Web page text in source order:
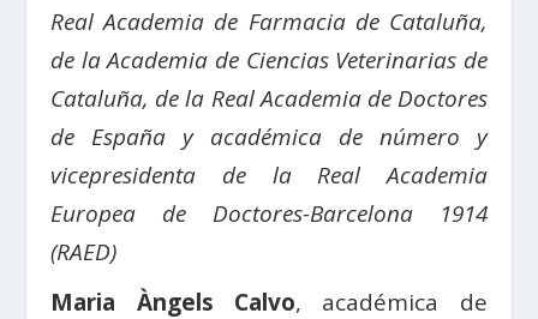
Real Academia de Farmacia de Cataluña,
de la Academia de Ciencias Veterinarias de
Cataluña, de la Real Academia de Doctores
de España yacadémica de número y
vicepresidenta de la Real Academia
Europea de Doctores-Barcelona 1914
(RAED)
Maria Àngels Calvo, académica de